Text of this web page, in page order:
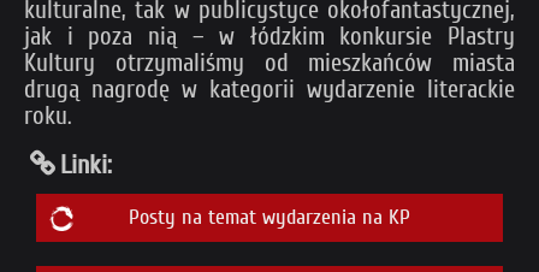
kulturalne, tak w publicystyce okołofantastycznej,
jak i poza nią – w łódzkim konkursie Plastry
Kultury otrzymaliśmy od mieszkańców miasta
drugą nagrodę w kategorii wydarzenie literackie
roku.
Linki:
Posty na temat wydarzenia na KP